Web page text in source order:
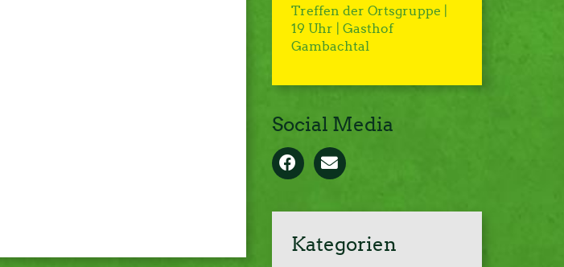
Treffen der Ortsgruppe |
19 Uhr | Gasthof
Gambachtal
Social Media
Kategorien